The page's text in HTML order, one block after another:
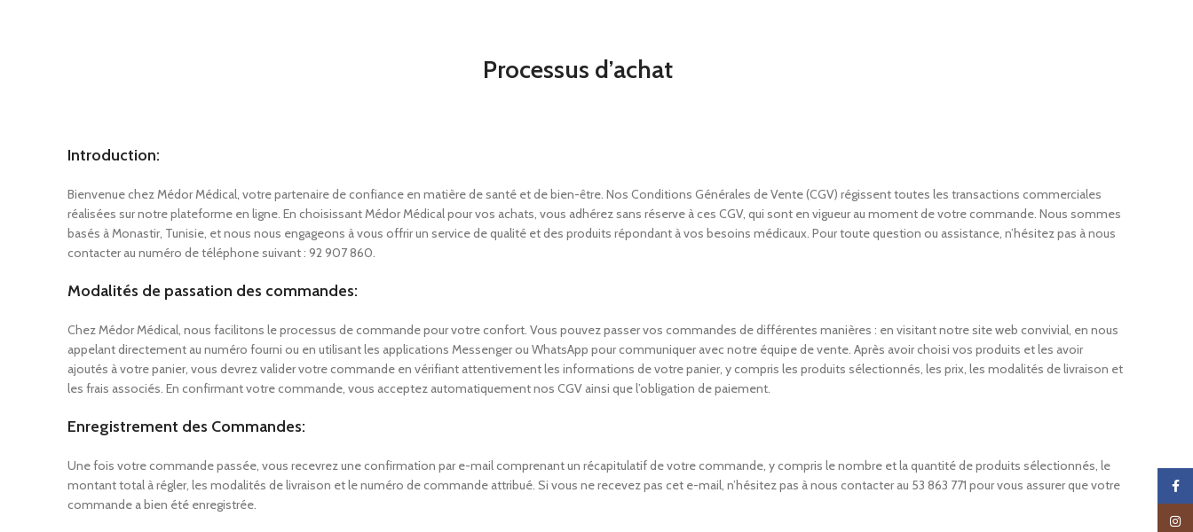
Processus d’achat
Introduction:
Bienvenue chez Médor Médical, votre partenaire de confiance en matière de santé et de bien-être. Nos Conditions Générales de Vente (CGV) régissent toutes les transactions commerciales
réalisées sur notre plateforme en ligne. En choisissant Médor Médical pour vos achats, vous adhérez sans réserve à ces CGV, qui sont en vigueur au moment de votre commande. Nous sommes
basés à Monastir, Tunisie, et nous nous engageons à vous offrir un service de qualité et des produits répondant à vos besoins médicaux. Pour toute question ou assistance, n’hésitez pas à nous
contacter au numéro de téléphone suivant : 92 907 860.
Modalités de passation des commandes:
Chez Médor Médical, nous facilitons le processus de commande pour votre confort. Vous pouvez passer vos commandes de différentes manières : en visitant notre site web convivial, en nous
appelant directement au numéro fourni ou en utilisant les applications Messenger ou WhatsApp pour communiquer avec notre équipe de vente. Après avoir choisi vos produits et les avoir
ajoutés à votre panier, vous devrez valider votre commande en vérifiant attentivement les informations de votre panier, y compris les produits sélectionnés, les prix, les modalités de livraison et
les frais associés. En confirmant votre commande, vous acceptez automatiquement nos CGV ainsi que l’obligation de paiement.
Enregistrement des Commandes:
Une fois votre commande passée, vous recevrez une confirmation par e-mail comprenant un récapitulatif de votre commande, y compris le nombre et la quantité de produits sélectionnés, le
montant total à régler, les modalités de livraison et le numéro de commande attribué. Si vous ne recevez pas cet e-mail, n’hésitez pas à nous contacter au 53 863 771 pour vous assurer que votre
commande a bien été enregistrée.